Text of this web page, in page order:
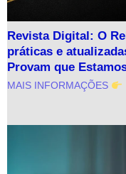
Revista Digital: O
práticas e
Provam que
MAIS INFORMAÇÕES